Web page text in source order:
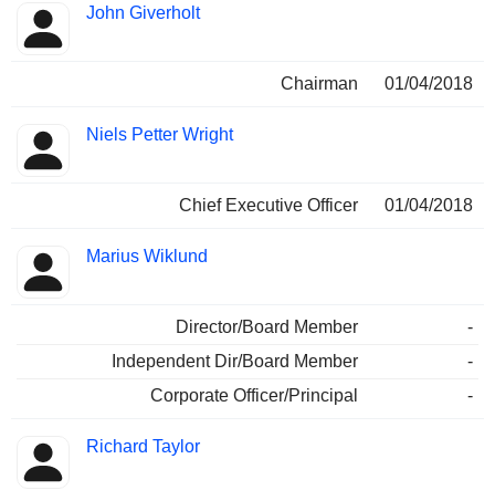
John Giverholt
Chairman 01/04/2018
Niels Petter Wright
Chief Executive Officer 01/04/2018
Marius Wiklund
Director/Board Member
-
Independent Dir/Board Member
-
Corporate Officer/Principal
-
Richard Taylor